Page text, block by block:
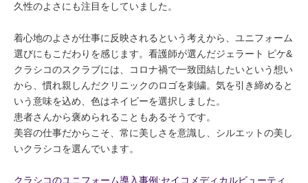
久性のよさにも注目をしていました。
着心地のよさが仕事に反映されるという考えから、ユニフォーム
選びにもこだわりを感じます。看護師が選んだジェラート ピケ&
クラシコのスクラブには、コロナ禍で一致団結したいという想い
から、慣れ親しんだクリニックのロゴを刺繍。気を引き締めると
いう意味を込め、色はネイビーを選択しました。
患者さんから褒められることもあるそうです。
美容の仕事だからこそ、常に美しさを意識し、シルエットの美し
いクラシコを選んでいます。
クラシコのユニフォーム導入事例:セイコメディカルビューティ